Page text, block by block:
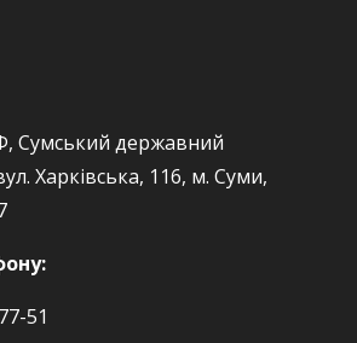
Сумський державний
Харківська, 116, м. Суми,
51